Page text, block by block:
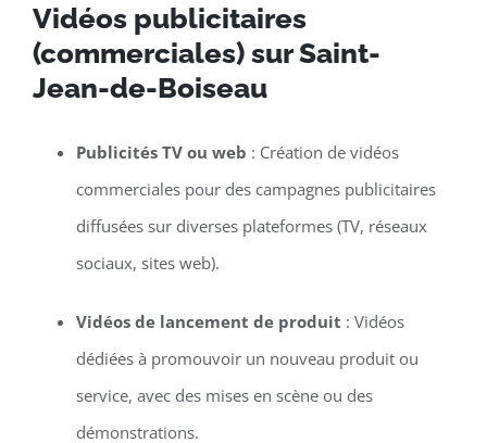
Vidéos publicitaires
(commerciales) sur Saint-
Jean-de-Boiseau
Publicités TV ou web : Création de vidéos
commerciales pour des campagnes publicitaires
diffusées sur diverses plateformes (TV, réseaux
sociaux, sites web).
Vidéos de lancement de produit : Vidéos
dédiées à promouvoir un nouveau produit ou
service, avec des mises en scène ou des
démonstrations.